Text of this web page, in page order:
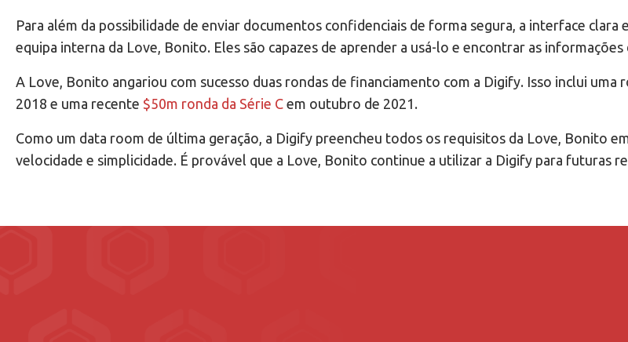
Para além da possibilidade de enviar documentos confidenciais de forma segura, a interface
equipa interna da Love, Bonito. Eles são capazes de aprender a usá-lo e encontrar as
A Love, Bonito angariou com sucesso duas rondas de financiamento com a Digify. Isso inclui uma
2018 e uma recente $50m ronda da Série C em outubro de 2021.
Como um data room de última geração, a Digify preencheu todos os requisitos da Love, Bonito
velocidade e simplicidade. É provável que a Love, Bonito continue a utilizar a Digify para futuras